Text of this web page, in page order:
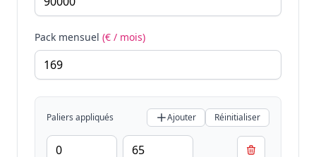
Pack mensuel (€ / mois)
Paliers appliqués Ajouter Réinitialiser